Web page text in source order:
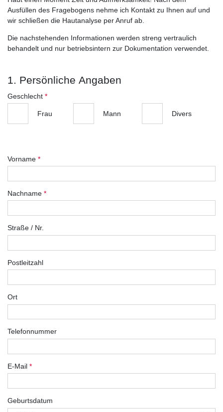
Ausfüllen des Fragebogens nehme ich Kontakt zu Ihnen auf und
wir schließen die Hautanalyse per Anruf ab.
Die nachstehenden Informationen werden streng vertraulich
behandelt und nur betriebsintern zur Dokumentation verwendet.
1. Persönliche Angaben
Geschlecht *
Frau Mann Divers
Vorname *
Nachname *
Straße / Nr.
Postleitzahl
Ort
Telefonnummer
E-Mail *
Geburtsdatum